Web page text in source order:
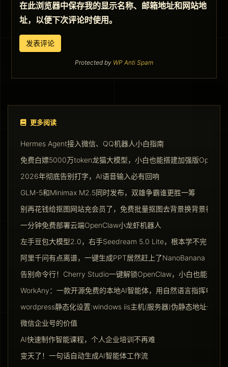
在此浏览器中保存我的显示名称、邮箱地址和网站地
址，以便下次评论时使用。
Protected by WP Anti Spam
更多阅读
Hermes Agent接入微信、QQ机器人小白指南
免费白嫖5000万token龙猫大模型，小白也能搭建加强版
2026年彻底告别打字，AI语音输入必有回响
GLM-5和Minimax M2.5同时发布，双雄争霸谁更胜一筹
别再花钱给抠图网站充会员了，免费批量抠图去背景换背景神器
一分钟免费部署云端OpenClaw小龙虾机器人
左手豆包大模型2.0，右手Seedream 5.0 Lite，根本学不完
阿里千问有点离谱，一键生成PPT居然赶上了NanoBanana Pro
告别命令行！Cherry Studio一键解锁OpenClaw，小白也能玩转
WorkAny：一款开源免费的本地AI智能体，用自然语言指挥电脑
wordpress静态化设置:windows iis主机(服务器)伪静态地址去掉
微信企业号的价值
AI快速制作智能课程，个人企业培训不再难
变天了！一句话自动生成AI智能体工作流